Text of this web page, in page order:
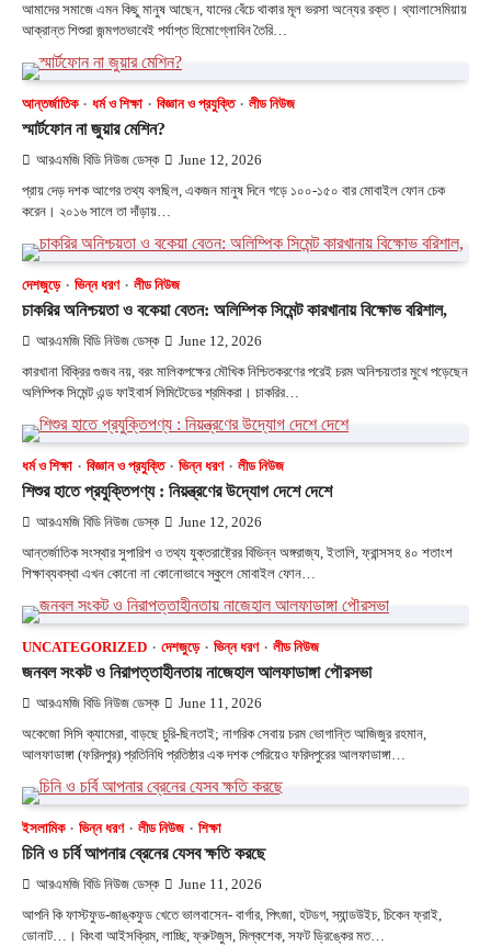
আমাদের সমাজে এমন কিছু মানুষ আছেন, যাদের বেঁচে থাকার মূল ভরসা অন্যের রক্ত। থ্যালাসেমিয়ায়
আক্রান্ত শিশুরা জন্মগতভাবেই পর্যাপ্ত হিমোগ্লোবিন তৈরি…
আন্তর্জাতিক ধর্ম ও শিক্ষা বিজ্ঞান ও প্রযুক্তি লীড নিউজ
স্মার্টফোন না জুয়ার মেশিন?
আরএমজি বিডি নিউজ ডেস্ক June 12, 2026
প্রায় দেড় দশক আগের তথ্য বলছিল, একজন মানুষ দিনে গড়ে ১০০-১৫০ বার মোবাইল ফোন চেক
করেন। ২০১৬ সালে তা দাঁড়ায়…
দেশজুড়ে ভিন্ন ধরণ লীড নিউজ
চাকরির অনিশ্চয়তা ও বকেয়া বেতন: অলিম্পিক সিমেন্ট কারখানায় বিক্ষোভ বরিশাল,
আরএমজি বিডি নিউজ ডেস্ক June 12, 2026
কারখানা বিক্রির গুজব নয়, বরং মালিকপক্ষের মৌখিক নিশ্চিতকরণের পরেই চরম অনিশ্চয়তার মুখে পড়েছেন
অলিম্পিক সিমেন্ট এন্ড ফাইবার্স লিমিটেডের শ্রমিকরা। চাকরির…
ধর্ম ও শিক্ষা বিজ্ঞান ও প্রযুক্তি ভিন্ন ধরণ লীড নিউজ
শিশুর হাতে প্রযুক্তিপণ্য : নিয়ন্ত্রণের উদ্যোগ দেশে দেশে
আরএমজি বিডি নিউজ ডেস্ক June 12, 2026
আন্তর্জাতিক সংস্থার সুপারিশ ও তথ্য যুক্তরাষ্ট্রের বিভিন্ন অঙ্গরাজ্য, ইতালি, ফ্রান্সসহ ৪০ শতাংশ
শিক্ষাব্যবস্থা এখন কোনো না কোনোভাবে স্কুলে মোবাইল ফোন…
UNCATEGORIZED দেশজুড়ে ভিন্ন ধরণ লীড নিউজ
জনবল সংকট ও নিরাপত্তাহীনতায় নাজেহাল আলফাডাঙ্গা পৌরসভা
আরএমজি বিডি নিউজ ডেস্ক June 11, 2026
অকেজো সিসি ক্যামেরা, বাড়ছে চুরি-ছিনতাই; নাগরিক সেবায় চরম ভোগান্তি আজিজুর রহমান,
আলফাডাঙ্গা (ফরিদপুর) প্রতিনিধি প্রতিষ্ঠার এক দশক পেরিয়েও ফরিদপুরের আলফাডাঙ্গা…
ইসলামিক ভিন্ন ধরণ লীড নিউজ শিক্ষা
চিনি ও চর্বি আপনার ব্রেনের যেসব ক্ষতি করছে
আরএমজি বিডি নিউজ ডেস্ক June 11, 2026
আপনি কি ফাস্টফুড-জাঙ্কফুড খেতে ভালবাসেন- বার্গার, পিৎজা, হটডগ, স্যান্ডউইচ, চিকেন ফ্রাই,
ডোনাট…। কিংবা আইসক্রিম, লাচ্ছি, ফ্রুটজুস, মিল্কশেক, সফট ড্রিঙ্কের মত…